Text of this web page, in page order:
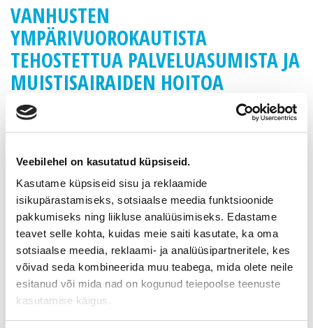
Veebilehel on kasutatud küpsiseid.
Kasutame küpsiseid sisu ja reklaamide
isikupärastamiseks, sotsiaalse meedia funktsioonide
pakkumiseks ning liikluse analüüsimiseks. Edastame
teavet selle kohta, kuidas meie saiti kasutate, ka oma
sotsiaalse meedia, reklaami- ja analüüsipartneritele, kes
võivad seda kombineerida muu teabega, mida olete neile
esitanud või mida nad on kogunud teiepoolse teenuste
kasutamise käigus.
VANHUSTEN
YMPÄRIVUOROKAUTISTA
TEHOSTETTUA PALVELUASUMISTA JA
MUISTISAIRAIDEN HOITOA
TUOTTAVAN YRITYKSEN
KIINTEISTÖT
Teave kohta
Asukoht No location
Pindala (m2 ) 2 217
Korrus
Võlavaba hind
2 211 400